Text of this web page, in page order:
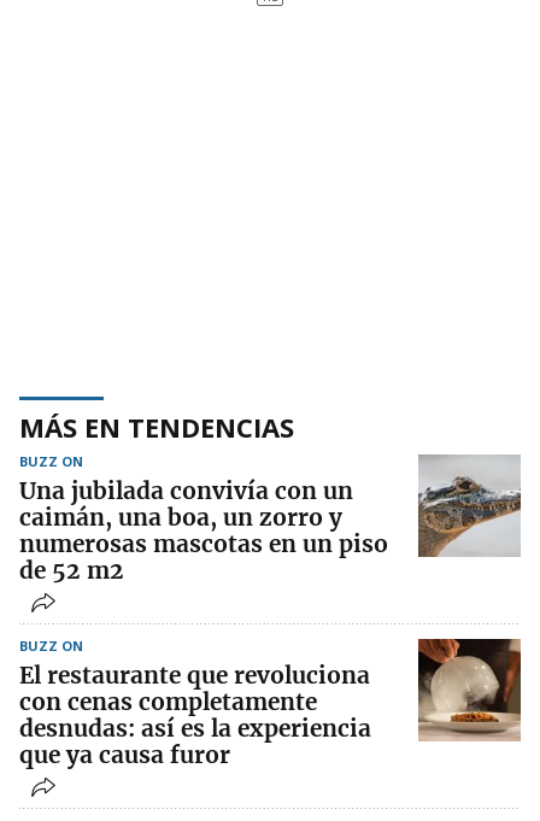
MÁS EN TENDENCIAS
BUZZ ON
Una jubilada convivía con un
caimán, una boa, un zorro y
numerosas mascotas en un piso
de 52 m2
BUZZ ON
El restaurante que revoluciona
con cenas completamente
desnudas: así es la experiencia
que ya causa furor